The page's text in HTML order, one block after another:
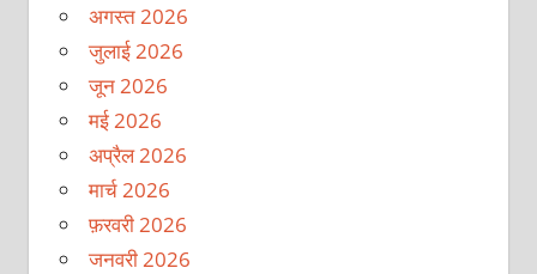
अगस्त 2026
जुलाई 2026
जून 2026
मई 2026
अप्रैल 2026
मार्च 2026
फ़रवरी 2026
जनवरी 2026